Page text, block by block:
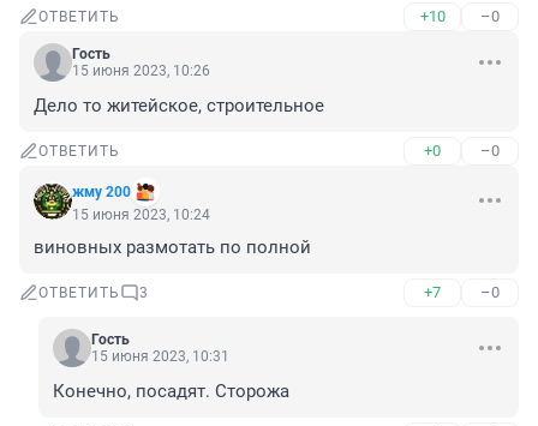
ОТВЕТИТЬ +10 –0
Гость
15 июня 2023, 10:26
Дело то житейское, строительное
ОТВЕТИТЬ +0 –0
жму 200
15 июня 2023, 10:24
виновных размотать по полной
ОТВЕТИТЬ 3 +7 –0
Гость
15 июня 2023, 10:31
Конечно, посадят. Сторожа